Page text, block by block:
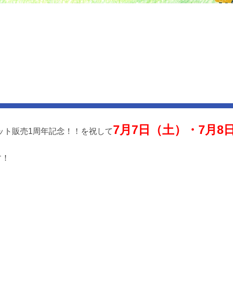
販売1周年記念！！を祝して7月7日（土）・7月8日